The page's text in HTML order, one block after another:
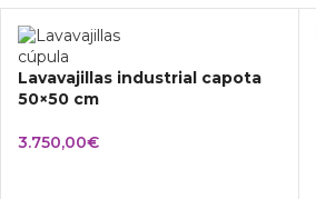
Lavavajillas industrial capota
50×50 cm
3.750,00€